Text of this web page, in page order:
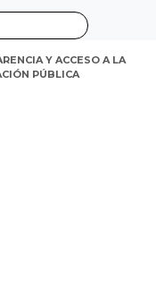
Y ACCESO A LA
PÚBLICA